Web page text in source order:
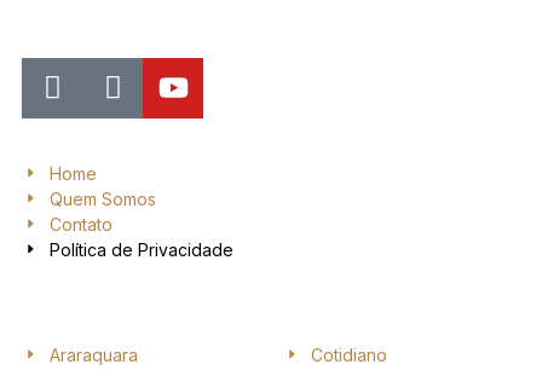
Home
Quem Somos
Contato
Política de Privacidade
Araraquara Cotidiano